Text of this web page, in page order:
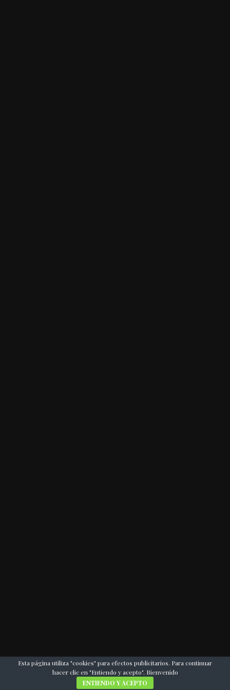
Esta página utiliza "cookies" para efectos publicitarios. Para continuar
hacer clic en "Entiendo y acepto". Bienvenido
ENTIENDO Y ACEPTO